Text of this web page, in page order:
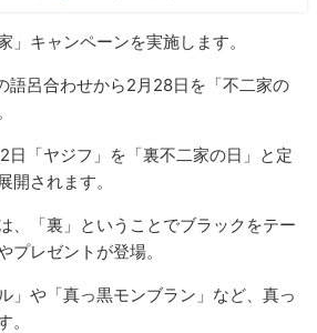
」キャンペーンを実施します。
語呂合わせから2月28日を「不二家の
日「ヤジフ」を「裏不二家の日」と定
開されます。
、「裏」ということでブラックをテー
プレゼントが登場。
」や「真っ黒モンブラン」など、真っ
。